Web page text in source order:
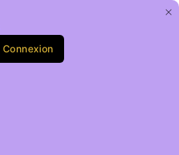
Connexion